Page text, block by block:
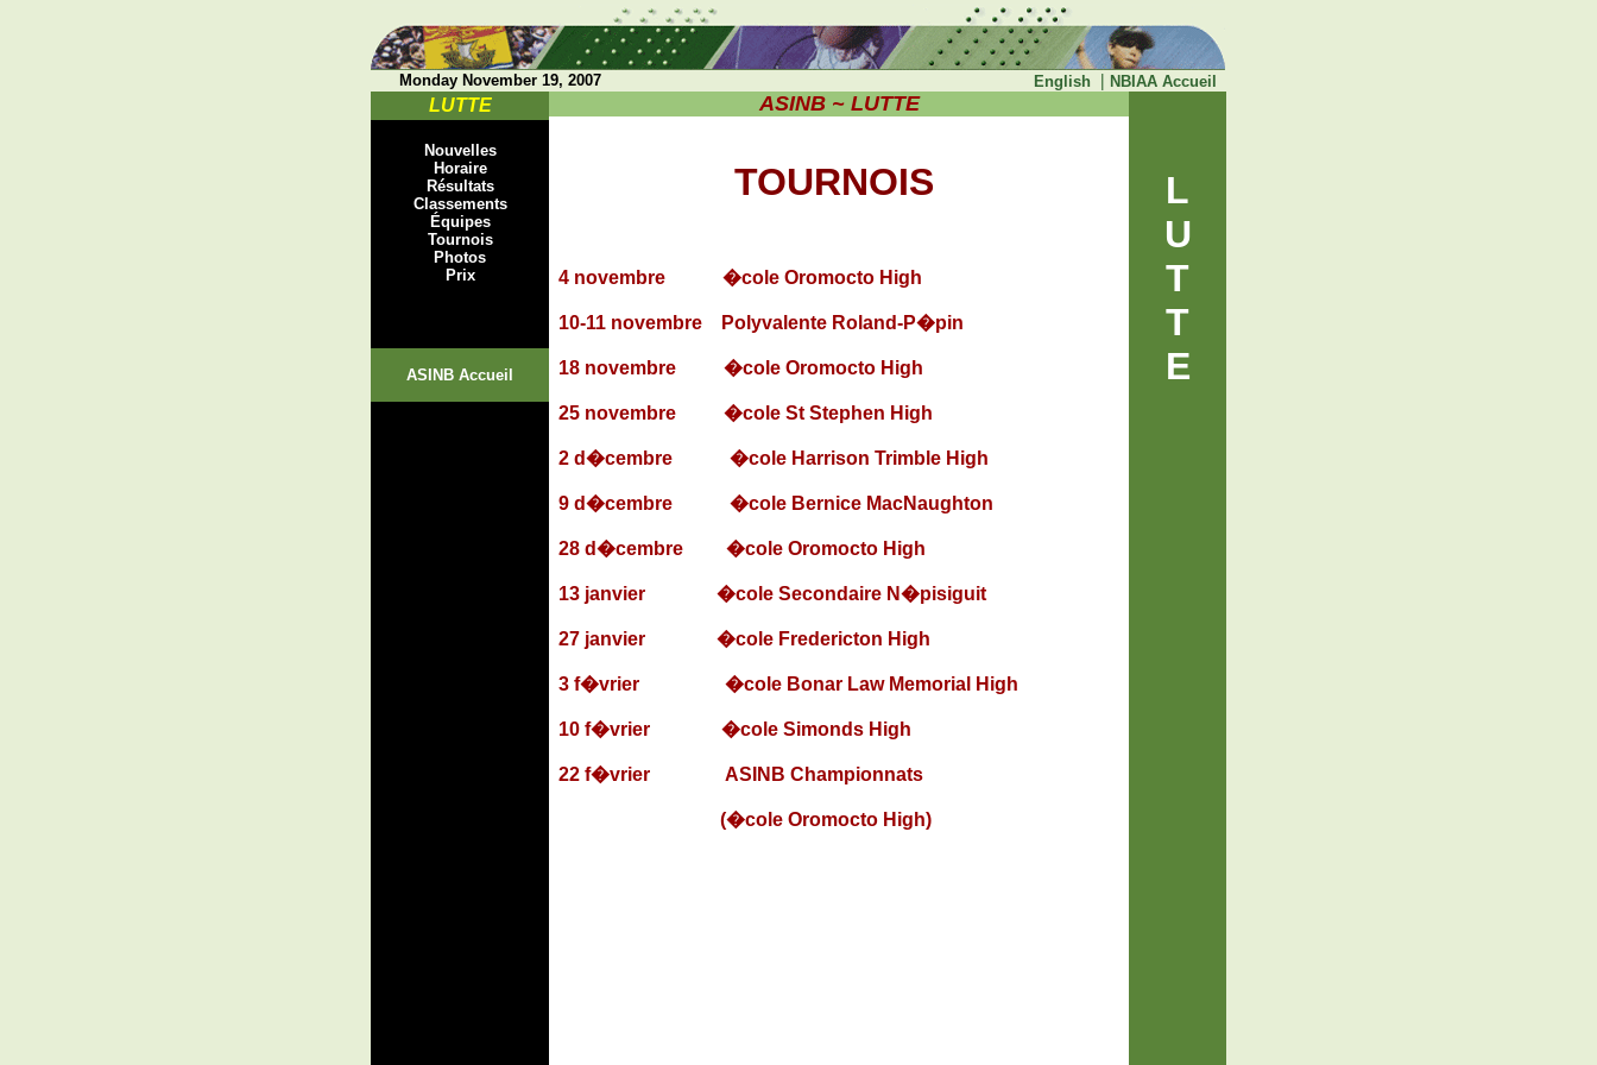
Monday November 19, 2007 English | NBIAA Accueil
LUTTE
Nouvelles
Horaire
Résultats
Classements
Équipes
Tournois
Photos
Prix
ASINB Accueil
ASINB ~ LUTTE
TOURNOIS
4 novembre �cole Oromocto High
10-11 novembre Polyvalente Roland-P�pin
18 novembre �cole Oromocto High
25 novembre �cole St Stephen High
2 d�cembre �cole Harrison Trimble High
9 d�cembre �cole Bernice MacNaughton
28 d�cembre �cole Oromocto High
13 janvier �cole Secondaire N�pisiguit
27 janvier �cole Fredericton High
3 f�vrier �cole Bonar Law Memorial High
10 f�vrier �cole Simonds High
22 f�vrier ASINB Championnats
(�cole Oromocto High)
L
U
T
T
E